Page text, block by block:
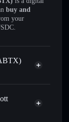
buy and
your
swapped